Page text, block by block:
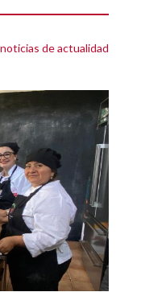
de actualidad